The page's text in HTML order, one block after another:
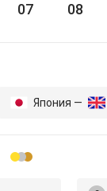
07 08
Япония —